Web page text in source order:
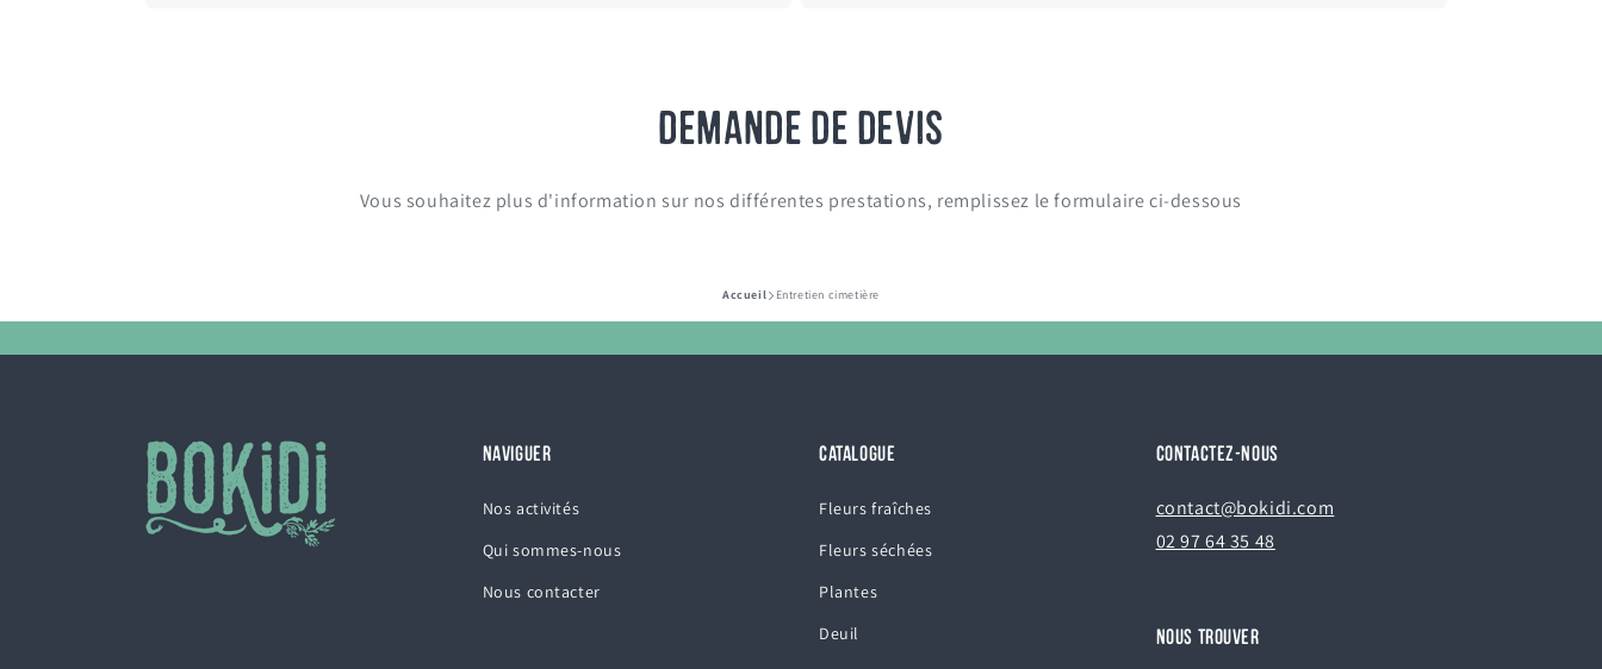
Demande de devis
Vous souhaitez plus d'information sur nos différentes prestations, remplissez le formulaire ci-dessous
Accueil Entretien cimetière
NAVIGUER
Nos activités
Qui sommes-nous
Nous contacter
CATALOGUE
Fleurs fraîches
Fleurs séchées
Plantes
Deuil
CONTACTEZ-NOUS
contact@bokidi.com
02 97 64 35 48
NOUS TROUVER